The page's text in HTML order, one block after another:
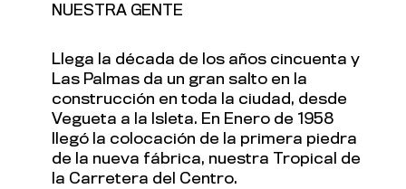
NUESTRA GENTE
Llega la década de los años cincuenta y
Las Palmas da un gran salto en la
construcción en toda la ciudad, desde
Vegueta a la Isleta. En Enero de 1958
llegó la colocación de la primera piedra
de la nueva fábrica, nuestra Tropical de
la Carretera del Centro.